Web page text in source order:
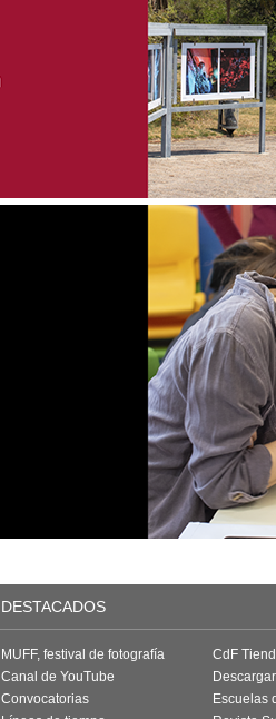
DESTACADOS
MUFF, festival de fotografía
Canal de YouTube
Convocatorias
CdF
Escuelas